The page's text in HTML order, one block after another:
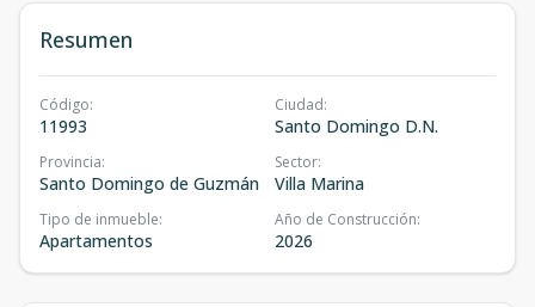
Resumen
Código:
11993
Ciudad:
Santo Domingo D.N.
Provincia:
Santo Domingo de Guzmán
Sector:
Villa Marina
Tipo de inmueble:
Apartamentos
Año de Construcción:
2026